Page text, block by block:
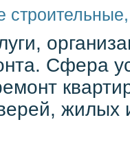
Сфера
жилых